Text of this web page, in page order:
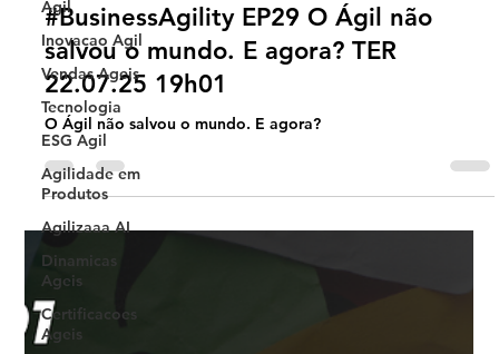
Agil
Inovacao Agil
Vendas Ageis
Tecnologia
ESG Agil
Agilidade em
Produtos
Agilizaaa AI
Dinamicas
Ageis
Certificacoes
Ageis
Business Agility
#BusinessAgility EP29 O Ágil não
salvou o mundo. E agora? TER
22.07.25 19h01
O Ágil não salvou o mundo. E agora?